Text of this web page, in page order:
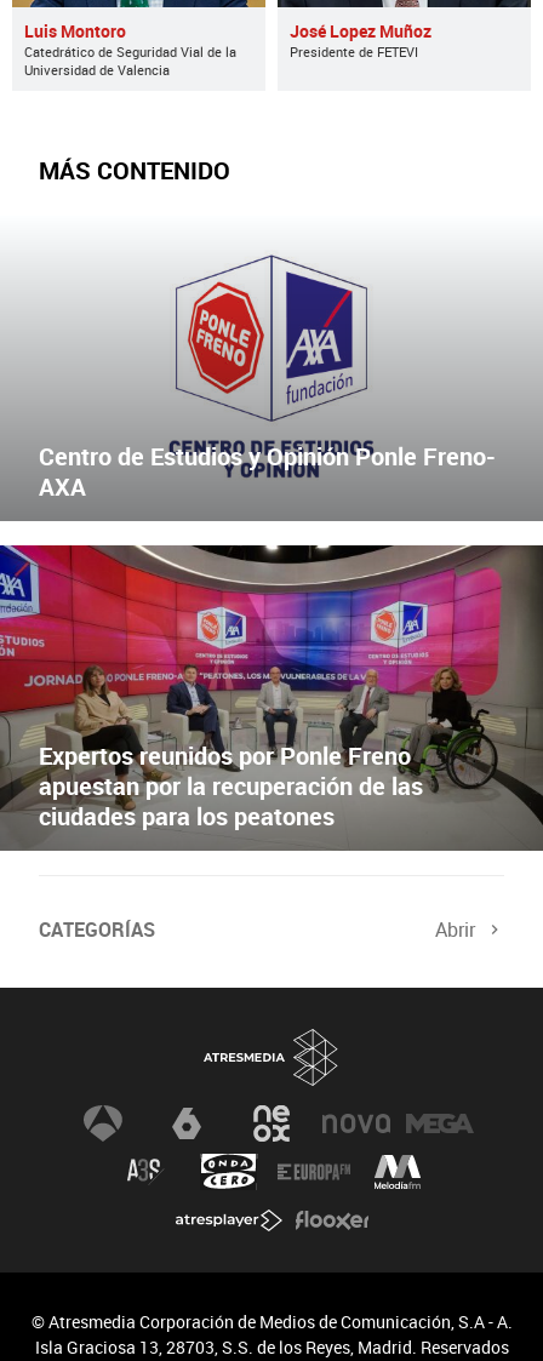
Luis Montoro
Catedrático de Seguridad Vial de la
Universidad de Valencia
José Lopez Muñoz
Presidente de FETEVI
MÁS CONTENIDO
Centro de Estudios y Opinión Ponle Freno-
AXA
JORNADA 3.0 DEL CENTRO DE ESTUDIOS Y OPINIÓN PONLE
Facebook
Expertos reunidos por Ponle Freno
apuestan por la recuperación de las
ciudades para los peatones
CATEGORÍAS Abrir
© Atresmedia Corporación de Medios de Comunicación, S.A - A.
Isla Graciosa 13, 28703, S.S. de los Reyes, Madrid. Reservados